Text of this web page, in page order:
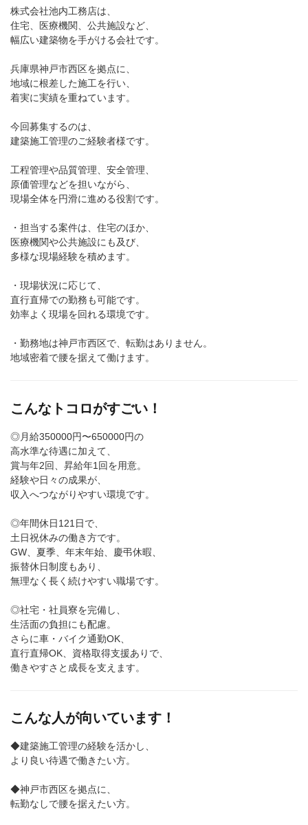
株式会社池内工務店は、
住宅、医療機関、公共施設など、
幅広い建築物を手がける会社です。
兵庫県神戸市西区を拠点に、
地域に根差した施工を行い、
着実に実績を重ねています。
今回募集するのは、
建築施工管理のご経験者様です。
工程管理や品質管理、安全管理、
原価管理などを担いながら、
現場全体を円滑に進める役割です。
・担当する案件は、住宅のほか、
医療機関や公共施設にも及び、
多様な現場経験を積めます。
・現場状況に応じて、
直行直帰での勤務も可能です。
効率よく現場を回れる環境です。
・勤務地は神戸市西区で、転勤はありません。
地域密着で腰を据えて働けます。
こんなトコロがすごい！
◎月給350000円〜650000円の
高水準な待遇に加えて、
賞与年2回、昇給年1回を用意。
経験や日々の成果が、
収入へつながりやすい環境です。
◎年間休日121日で、
土日祝休みの働き方です。
GW、夏季、年末年始、慶弔休暇、
振替休日制度もあり、
無理なく長く続けやすい職場です。
◎社宅・社員寮を完備し、
生活面の負担にも配慮。
さらに車・バイク通勤OK、
直行直帰OK、資格取得支援ありで、
働きやすさと成長を支えます。
こんな人が向いています！
◆建築施工管理の経験を活かし、
より良い待遇で働きたい方。
◆神戸市西区を拠点に、
転勤なしで腰を据えたい方。